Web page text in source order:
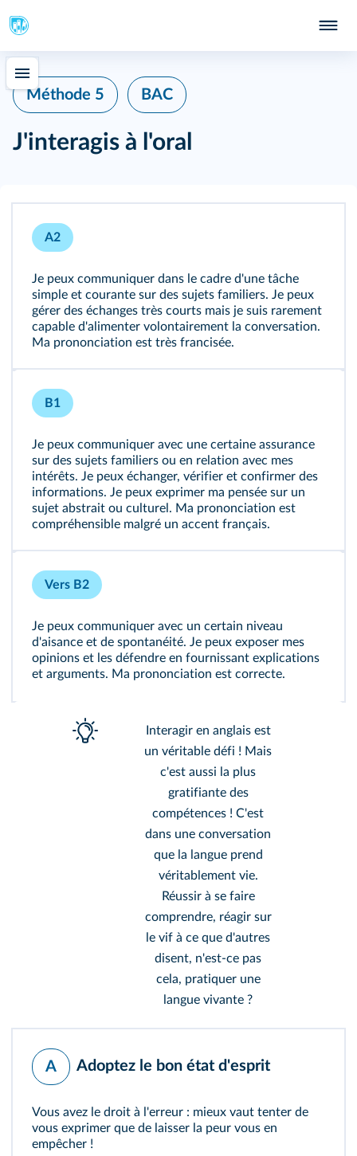
Méthode 5 BAC
J'interagis à l'oral
A2
Je peux communiquer dans le cadre d'une tâche
simple et courante sur des sujets familiers. Je peux
gérer des échanges très courts mais je suis rarement
capable d'alimenter volontairement la conversation.
Ma prononciation est très francisée.
B1
Je peux communiquer avec une certaine assurance
sur des sujets familiers ou en relation avec mes
intérêts. Je peux échanger, vérifier et confirmer des
informations. Je peux exprimer ma pensée sur un
sujet abstrait ou culturel. Ma prononciation est
compréhensible malgré un accent français.
Vers B2
Je peux communiquer avec un certain niveau
d'aisance et de spontanéité. Je peux exposer mes
opinions et les défendre en fournissant explications
et arguments. Ma prononciation est correcte.
Interagir en anglais est
un véritable défi ! Mais
c'est aussi la plus
gratifiante des
compétences ! C'est
dans une conversation
que la langue prend
véritablement vie.
Réussir à se faire
comprendre, réagir sur
le vif à ce que d'autres
disent, n'est-ce pas
cela, pratiquer une
langue vivante ?
A Adoptez le bon état d'esprit
Vous avez le droit à l'erreur : mieux vaut tenter de
vous exprimer que de laisser la peur vous en
empêcher !